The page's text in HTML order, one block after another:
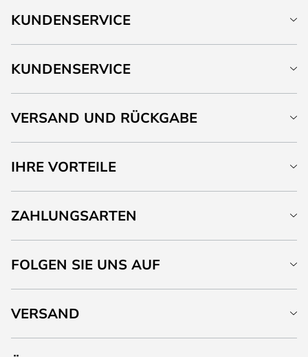
KUNDENSERVICE
KUNDENSERVICE
VERSAND UND RÜCKGABE
IHRE VORTEILE
ZAHLUNGSARTEN
FOLGEN SIE UNS AUF
VERSAND